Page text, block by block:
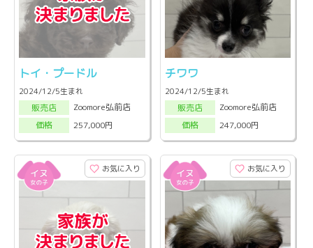
トイ・プードル
2024/12/5生まれ
販売店
Zoomore弘前店
価格
257,000円
チワワ
2024/12/5生まれ
販売店
Zoomore弘前店
価格
247,000円
お気に入り お気に入り